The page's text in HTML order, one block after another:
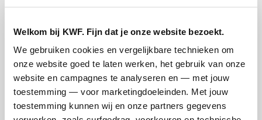
Welkom bij KWF. Fijn dat je onze website bezoekt.
We gebruiken cookies en vergelijkbare technieken om
onze website goed te laten werken, het gebruik van onze
website en campagnes te analyseren en — met jouw
toestemming — voor marketingdoeleinden. Met jouw
toestemming kunnen wij en onze partners gegevens
Ik wil bijdragen aan de transactiekosten
en betaal €0.75 extra.
Doneer nu